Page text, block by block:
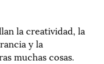
la creatividad, la
y la
muchas cosas.